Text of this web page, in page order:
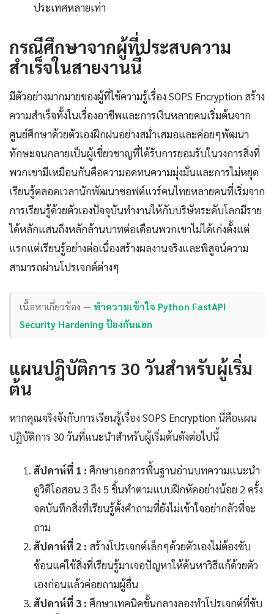
ประเทศหลายเท่า
กรณีศึกษาจากผู้ที่ประสบความ
สำเร็จในสายงานนี้
มีตัวอย่างมากมายของผู้ที่ใช้ความรู้เรื่อง SOPS Encryption สร้าง
ความสำเร็จทั้งในเรื่องอาชีพและการเงินหลายคนเริ่มต้นจาก
ศูนย์ศึกษาด้วยตัวเองฝึกฝนอย่างสม่ำเสมอและค่อยๆพัฒนา
ทักษะจนกลายเป็นผู้เชี่ยวชาญที่ได้รับการยอมรับในวงการสิ่งที่
พวกเขามีเหมือนกันคือความอดทนความมุ่งมั่นและการไม่หยุด
เรียนรู้ตลอดเวลานักพัฒนาซอฟต์แวร์คนไทยหลายคนที่เริ่มจาก
การเรียนรู้ด้วยตัวเองปัจจุบันทำงานให้กับบริษัทระดับโลกมีราย
ได้หลักแสนถึงหลักล้านบาทต่อเดือนพวกเขาไม่ได้เก่งตั้งแต่
แรกแต่เรียนรู้อย่างต่อเนื่องสร้างผลงานจริงและพิสูจน์ความ
สามารถผ่านโปรเจกต์ต่างๆ
เนื้อหาเกี่ยวข้อง — ทำความเข้าใจ Python FastAPI
Security Hardening ป้องกันแฮก
แผนปฏิบัติการ 30 วันสำหรับผู้เริ่ม
ต้น
หากคุณจริงจังกับการเรียนรู้เรื่อง SOPS Encryption นี่คือแผน
ปฏิบัติการ 30 วันที่แนะนำสำหรับผู้เริ่มต้นดังต่อไปนี้
สัปดาห์ที่ 1 : ศึกษาเอกสารพื้นฐานอ่านบทความแนะนำ
ดูวิดีโอสอน 3 ถึง 5 ชิ้นทำตามแบบฝึกหัดอย่างน้อย 2 ครั้ง
จดบันทึกสิ่งที่เรียนรู้ตั้งคำถามที่ยังไม่เข้าใจอย่ากลัวที่จะ
ถาม
สัปดาห์ที่ 2 : สร้างโปรเจกต์เล็กๆด้วยตัวเองไม่ต้องซับ
ซ้อนแค่ใช้สิ่งที่เรียนรู้มาเจอปัญหาให้ค้นหาวิธีแก้ด้วยตัว
เองก่อนแล้วค่อยถามผู้อื่น
สัปดาห์ที่ 3 : ศึกษาเทคนิคขั้นกลางลองทำโปรเจกต์ที่ซับ